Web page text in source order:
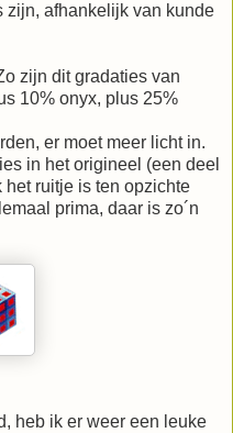
zijn, afhankelijk van kunde
zijn dit gradaties van
10% onyx, plus 25%
er moet meer licht in.
in het origineel (een deel
het ruitje is ten opzichte
prima, daar is zo´n
heb ik er weer een leuke